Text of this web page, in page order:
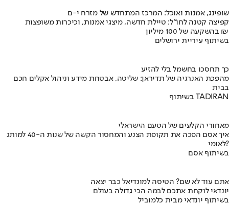
שופינג, אמנות ואוכל: המרכז המתחדש של מזרח י-ם
קפיצה קטנה לחו"ל: טיילת חדשה, מיצגי אמנות, וכיכרות משופצות
בהשקעה של 100 מיליון ₪
בשיתוף עיריית ירושלים
כך תחסכו בחשמל בלי להזיע
מהפכת האנרגיה של תדיראן: שליטה, אבטחת מידע וניהול אקלים חכם
בבית
בשיתוף TADIRAN
מאחורי הקלעים של הטעם הישראלי
איך אסם הפכה את תקופת הצנע והמחסור הקשה של שנות ה-40 למותג
לאומי?
בשיתוף אסם
אתם עוד לא שם? הטיסה למונדיאל כבר יצאה
יונדאי לוקחת אתכם לבמה הכי גדולה בעולם
בשיתוף יונדאי מבית כלמוביל